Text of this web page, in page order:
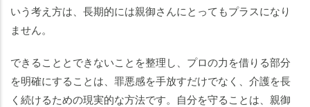
いう考え方は、長期的には親御さんにとってもプラスになり
ません。
できることとできないことを整理し、プロの力を借りる部分
を明確にすることは、罪悪感を手放すだけでなく、介護を長
く続けるための現実的な方法です。自分を守ることは、親御